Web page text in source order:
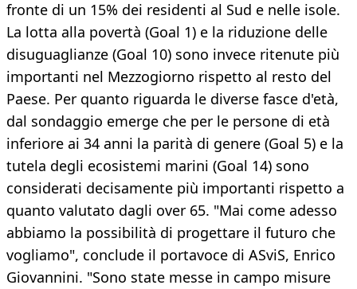
fronte di un 15% dei residenti al Sud e nelle isole.
La lotta alla povertà (Goal 1) e la riduzione delle
disuguaglianze (Goal 10) sono invece ritenute più
importanti nel Mezzogiorno rispetto al resto del
Paese. Per quanto riguarda le diverse fasce d'età,
dal sondaggio emerge che per le persone di età
inferiore ai 34 anni la parità di genere (Goal 5) e la
tutela degli ecosistemi marini (Goal 14) sono
considerati decisamente più importanti rispetto a
quanto valutato dagli over 65. "Mai come adesso
abbiamo la possibilità di progettare il futuro che
vogliamo", conclude il portavoce di ASviS, Enrico
Giovannini. "Sono state messe in campo misure